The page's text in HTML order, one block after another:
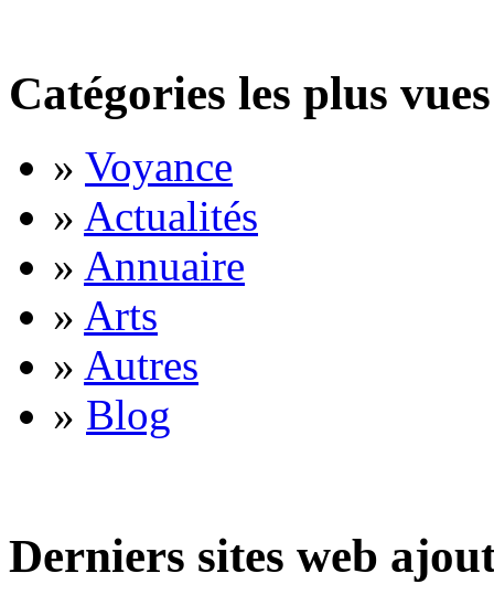
Catégories les plus vues
» Voyance
» Actualités
» Annuaire
» Arts
» Autres
» Blog
Derniers sites web